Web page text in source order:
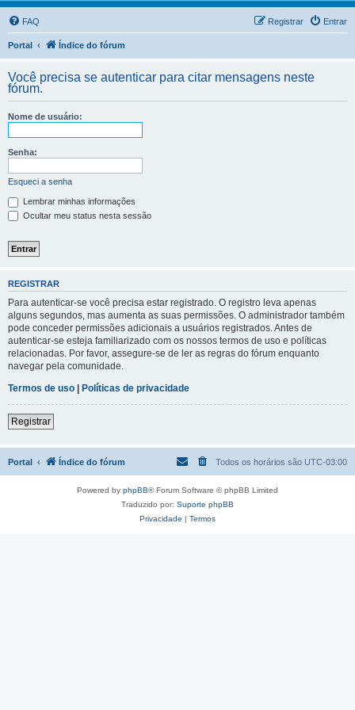
FAQ Entrar
Registrar
Portal Índice do fórum
Você precisa se autenticar para citar mensagens neste
fórum.
Nome de usuário:
Senha:
Esqueci a senha
Lembrar minhas informações
Ocultar meu status nesta sessão
REGISTRAR
Para autenticar-se você precisa estar registrado. O registro leva apenas
alguns segundos, mas aumenta as suas permissões. O administrador também
pode conceder permissões adicionais a usuários registrados. Antes de
autenticar-se esteja familiarizado com os nossos termos de uso e políticas
relacionadas. Por favor, assegure-se de ler as regras do fórum enquanto
navegar pela comunidade.
Termos de uso | Políticas de privacidade
Registrar
Portal Índice do fórum Todos os horários são UTC-03:00
Powered by phpBB® Forum Software © phpBB Limited
Traduzido por: Suporte phpBB
Privacidade | Termos